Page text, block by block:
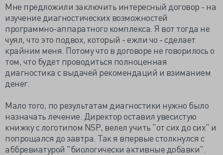
Мне предложили заключить интересный договор - на
изучение диагностических возможностей
программно-аппаратного комплекса. Я вот тогда не
чуял, что это подвох, который - ежли чо - сделает
крайним меня. Потому что в договоре не говорилось о
том, что будет проводиться полноценная
диагностика с выдачей рекомендаций и взиманием
денег.
Мало того, по результатам диагностики нужно было
назначать лечение. Директор оставил увесистую
книжку с логотипом NSP, велел учить "от сих до сих" и
попрощался до завтра. Так я впервые столкнулся с
аббревиатурой "биологически активные добавки".